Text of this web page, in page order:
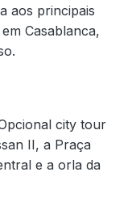
aos principais
Casablanca,
city tour
II, a Praça
e a orla da